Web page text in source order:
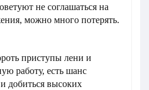
не соглашаться на
можно много потерять.
приступы лени и
работу, есть шанс
добиться высоких